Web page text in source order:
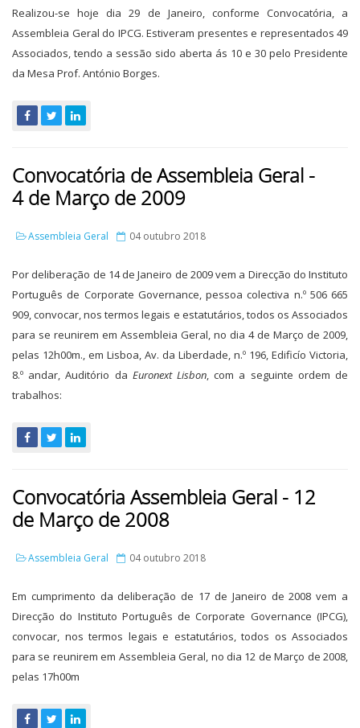
Realizou-se hoje dia 29 de Janeiro, conforme Convocatória, a
Assembleia Geral do IPCG. Estiveram presentes e representados 49
Associados, tendo a sessão sido aberta ás 10 e 30 pelo Presidente
da Mesa Prof. António Borges.
Convocatória de Assembleia Geral -
4 de Março de 2009
Assembleia Geral 04 outubro 2018
Por deliberação de 14 de Janeiro de 2009 vem a Direcção do Instituto
Português de Corporate Governance, pessoa colectiva n.º 506 665
909, convocar, nos termos legais e estatutários, todos os Associados
para se reunirem em Assembleia Geral, no dia 4 de Março de 2009,
pelas 12h00m., em Lisboa, Av. da Liberdade, n.º 196, Edificío Victoria,
8.º andar, Auditório da Euronext Lisbon, com a seguinte ordem de
trabalhos:
Convocatória Assembleia Geral - 12
de Março de 2008
Assembleia Geral 04 outubro 2018
Em cumprimento da deliberação de 17 de Janeiro de 2008 vem a
Direcção do Instituto Português de Corporate Governance (IPCG),
convocar, nos termos legais e estatutários, todos os Associados
para se reunirem em Assembleia Geral, no dia 12 de Março de 2008,
pelas 17h00m